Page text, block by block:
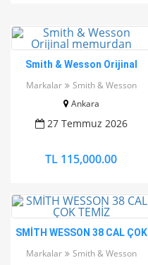
Smith & Wesson Orijinal
Markalar
Smith & Wesson
Ankara
27 Temmuz 2026
TL 115,000.00
SMİTH WESSON 38 CAL ÇOK
Markalar
Smith & Wesson